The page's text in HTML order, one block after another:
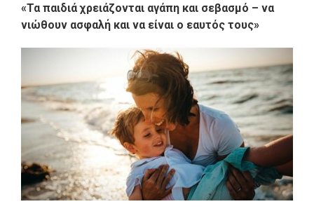
«Τα παιδιά χρειάζονται αγάπη και σεβασμό – να
νιώθουν ασφαλή και να είναι ο εαυτός τους»